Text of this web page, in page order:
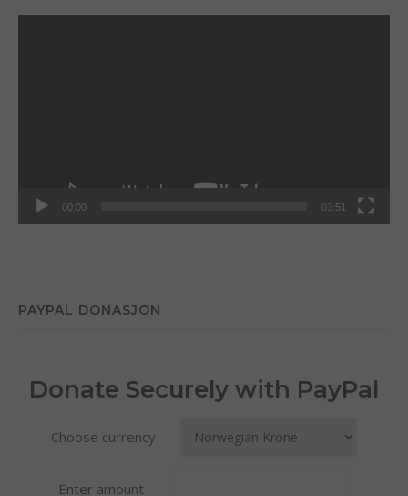
00:00 03:51
PAYPAL DONASJON
Donate Securely with PayPal
Choose currency
Enter amount